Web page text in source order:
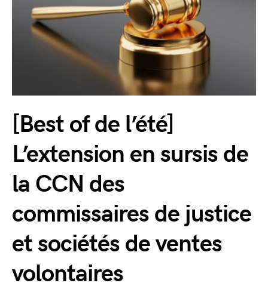
[Best of de l’été]
L’extension en sursis de
la CCN des
commissaires de justice
et sociétés de ventes
volontaires